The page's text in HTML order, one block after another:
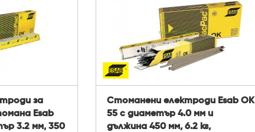
за
Esab
3.2 мм, 350
Стоманени електроди Esab OK
55 с диаметър 4.0 мм и
дължина 450 мм, 6.2 кг,